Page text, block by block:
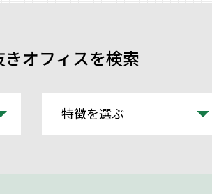
きオフィスを検索
特徴を選ぶ